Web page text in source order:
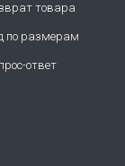
товара
по размерам
ответ